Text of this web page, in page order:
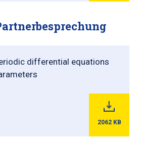
differential equations
2062 KB